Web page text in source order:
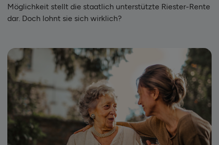
Möglichkeit stellt die staatlich unterstützte Riester-Rente
dar. Doch lohnt sie sich wirklich?